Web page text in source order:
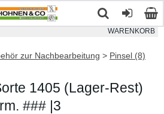
WARENKORB
zur Nachbearbeitung > Pinsel (8)
1405 (Lager-Rest)
### |3